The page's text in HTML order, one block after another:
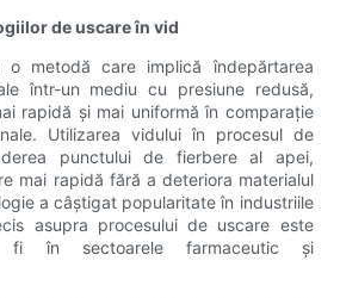
de uscare în vid
metodă care implică îndepărtarea
într-un mediu cu presiune redusă,
rapidă și mai uniformă în comparație
Utilizarea vidului în procesul de
punctului de fierbere al apei,
mai rapidă fără a deteriora materialul
a câștigat popularitate în industriile
asupra procesului de uscare este
în sectoarele farmaceutic și